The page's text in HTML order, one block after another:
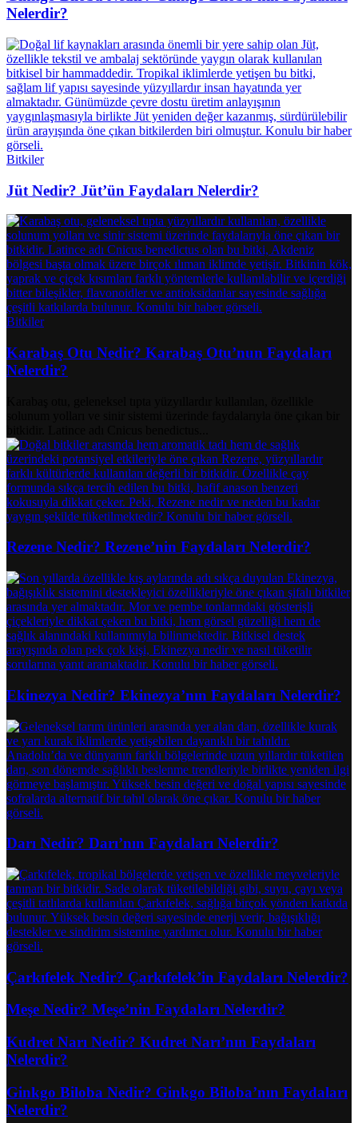
Nelerdir?
Bitkiler
Jüt Nedir? Jüt’ün Faydaları Nelerdir?
Bitkiler
Karabaş Otu Nedir? Karabaş Otu’nun Faydaları
Nelerdir?
Rezene Nedir? Rezene’nin Faydaları Nelerdir?
Ekinezya Nedir? Ekinezya’nın Faydaları Nelerdir?
Darı Nedir? Darı’nın Faydaları Nelerdir?
Çarkıfelek Nedir? Çarkıfelek’in Faydaları Nelerdir?
Meşe Nedir? Meşe’nin Faydaları Nelerdir?
Kudret Narı Nedir? Kudret Narı’nın Faydaları
Nelerdir?
Ginkgo Biloba Nedir? Ginkgo Biloba’nın Faydaları
Nelerdir?